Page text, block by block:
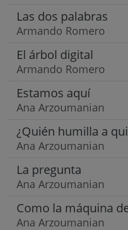
Las dos palabras
Armando Romero
El árbol digital
Armando Romero
Estamos aquí
Ana Arzoumanian
¿Quién humilla a
Ana Arzoumanian
La pregunta
Ana Arzoumanian
Como la máquina
Ana Arzoumanian